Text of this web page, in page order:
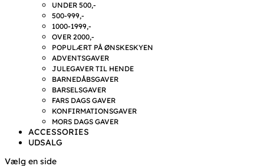
UNDER 500,-
500-999,-
1000-1999,-
OVER 2000,-
POPULÆRT PÅ ØNSKESKYEN
ADVENTSGAVER
JULEGAVER TIL HENDE
BARNEDÅBSGAVER
BARSELSGAVER
FARS DAGS GAVER
KONFIRMATIONSGAVER
MORS DAGS GAVER
ACCESSORIES
UDSALG
Vælg en side